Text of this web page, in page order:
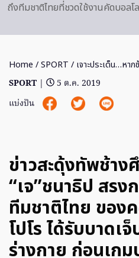
ถึงทีมชาติไทยที่ชวดใช้งานคัดบอล
Home /SPORT / เจาะประเด็น…หาก
SPORT |
5 ต.ค. 2019
แบ่งปัน
ข่าวสะดุ้งทัพช้าง
“เจ”ชนาธิป สร
ทีมชาติไทย ของ
โปโร ได้รับบาดเ
ร่างกาย ก่อนเก